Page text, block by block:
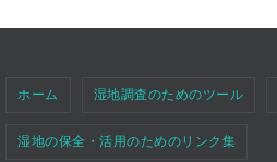
ホーム 湿地調査のためのツール
湿地の保全・活用のためのリンク集